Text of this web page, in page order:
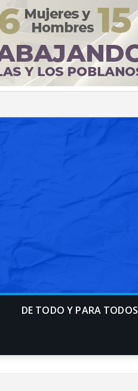
DE TODO Y PARA TODOS